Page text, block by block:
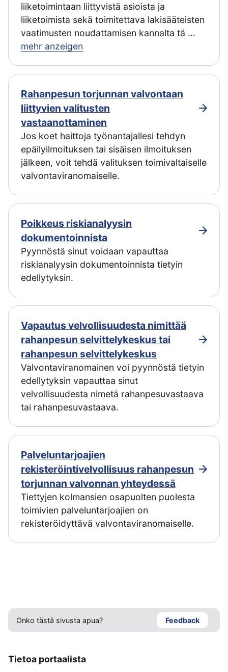
liiketoimintaan liittyvistä asioista ja
liiketoimista sekä toimitettava lakisääteisten
vaatimusten noudattamisen kannalta tä ...
mehr anzeigen
Rahanpesun torjunnan valvontaan
liittyvien valitusten
vastaanottaminen
Jos koet haittoja työnantajallesi tehdyn
epäilyilmoituksen tai sisäisen ilmoituksen
jälkeen, voit tehdä valituksen toimivaltaiselle
valvontaviranomaiselle.
Poikkeus riskianalyysin
dokumentoinnista
Pyynnöstä sinut voidaan vapauttaa
riskianalyysin dokumentoinnista tietyin
edellytyksin.
Vapautus velvollisuudesta nimittää
rahanpesun selvittelykeskus tai
rahanpesun selvittelykeskus
Valvontaviranomainen voi pyynnöstä tietyin
edellytyksin vapauttaa sinut
velvollisuudesta nimetä rahanpesuvastaava
tai rahanpesuvastaava.
Palveluntarjoajien
rekisteröintivelvollisuus rahanpesun
torjunnan valvonnan yhteydessä
Tiettyjen kolmansien osapuolten puolesta
toimivien palveluntarjoajien on
rekisteröidyttävä valvontaviranomaiselle.
Onko tästä sivusta apua? Feedback
Tietoa portaalista